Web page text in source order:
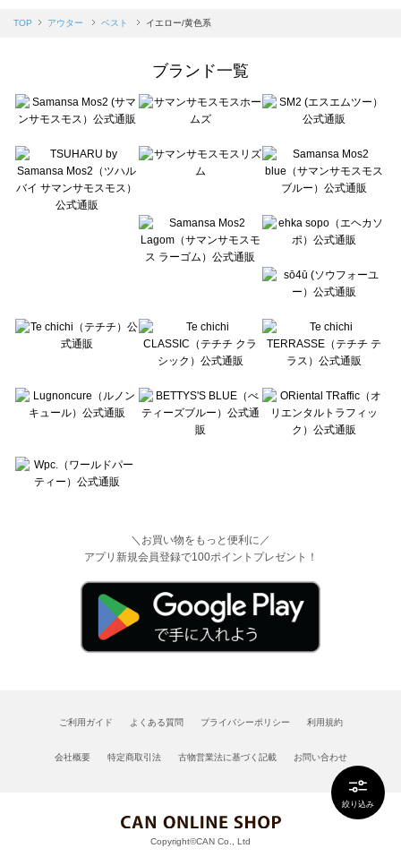
絞り込み
Samansa Mos2 blue（サマンサモスモス ブルー）のベスト一覧
sō4ū（ソウフォーユー）のベスト一覧
Te chichi（テチチ）のベスト一覧
Te chichi CLASSIC（テチチ クラシック）のベスト一覧
Lugnoncure（ルノンキュール）のベスト一覧
BETTY'S BLUE（べティーズブルー）のベスト一覧
Wpc.（ワールドパーティー）のベスト一覧
TOP アウター ベスト イエロー/黄色系
ブランド一覧
＼お買い物をもっと便利に／
アプリ新規会員登録で100ポイントプレゼント！
ご利用ガイド よくある質問 プライバシーポリシー 利用規約
会社概要 特定商取引法 古物営業法に基づく記載 お問い合わせ
Copyright©CAN Co., Ltd